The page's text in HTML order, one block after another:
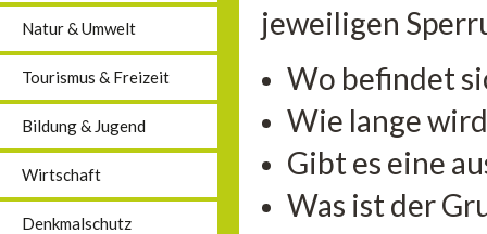
Natur & Umwelt
Tourismus & Freizeit
Bildung & Jugend
Wirtschaft
Denkmalschutz
jeweiligen
Wo befindet
Wie lange
Gibt es eine
Was ist der